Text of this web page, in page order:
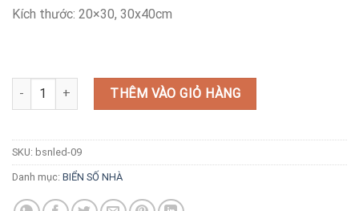
Kích thước: 20×30, 30x40cm
Biển số nhà phát sáng đẹp ấn tượng số lượng
THÊM VÀO GIỎ HÀNG
SKU: bsnled-09
Danh mục: BIỂN SỐ NHÀ